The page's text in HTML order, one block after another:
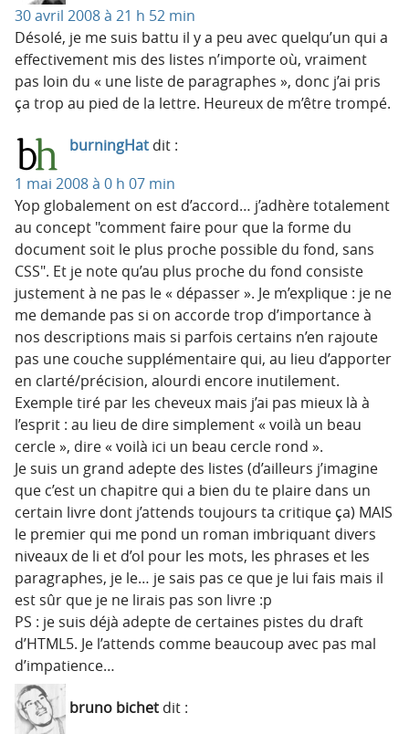
30 avril 2008 à 21 h 52 min
Désolé, je me suis battu il y a peu avec quelqu’un qui a
effectivement mis des listes n’importe où, vraiment
pas loin du « une liste de paragraphes », donc j’ai pris
ça trop au pied de la lettre. Heureux de m’être trompé.
burningHat dit :
1 mai 2008 à 0 h 07 min
Yop globalement on est d’accord… j’adhère totalement
au concept comment faire pour que la forme du
document soit le plus proche possible du fond, sans
CSS . Et je note qu’au plus proche du fond consiste
justement à ne pas le « dépasser ». Je m’explique : je ne
me demande pas si on accorde trop d’importance à
nos descriptions mais si parfois certains n’en rajoute
pas une couche supplémentaire qui, au lieu d’apporter
en clarté/précision, alourdi encore inutilement.
Exemple tiré par les cheveux mais j’ai pas mieux là à
l’esprit : au lieu de dire simplement « voilà un beau
cercle », dire « voilà ici un beau cercle rond ».
Je suis un grand adepte des listes (d’ailleurs j’imagine
que c’est un chapitre qui a bien du te plaire dans un
certain livre dont j’attends toujours ta critique ça) MAIS
le premier qui me pond un roman imbriquant divers
niveaux de li et d’ol pour les mots, les phrases et les
paragraphes, je le… je sais pas ce que je lui fais mais il
est sûr que je ne lirais pas son livre :p
PS : je suis déjà adepte de certaines pistes du draft
d’HTML5. Je l’attends comme beaucoup avec pas mal
d’impatience…
bruno bichet dit :